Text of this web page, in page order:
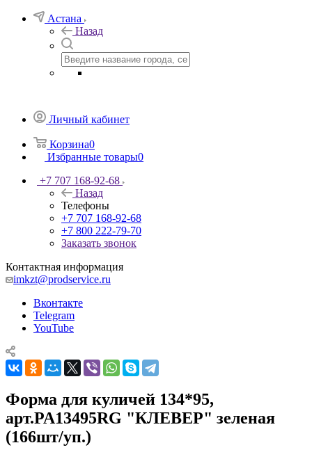
Астана
Назад
Личный кабинет
Корзина0
Избранные товары0
+7 707 168-92-68
Назад
Телефоны
+7 707 168-92-68
+7 800 222-79-70
Заказать звонок
Контактная информация
imkzt@prodservice.ru
Вконтакте
Telegram
YouTube
Форма для куличей 134*95,
арт.PA13495RG "КЛЕВЕР" зеленая
(166шт/уп.)